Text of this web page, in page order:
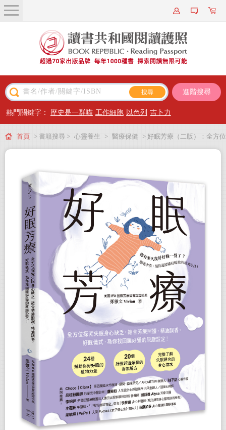
關於我們
近期新書
主題閱讀
出版專區
會員專屬
會員儲值方案
進階搜尋
熱門關鍵字： 歷史是一群喵 工作細胞 以色列 吉卜力
首頁 > 書籍搜尋 > 心靈養生 > 醫療保健 > 好眠芳療（二版）：全方位
原廠設定！